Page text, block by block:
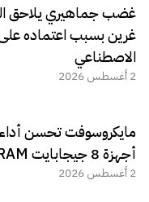
غضب جماهيري يلاحق
غرين بسبب اعتماده على
الاصطناعي
2 أغسطس 2026
أجهزة 8 جيجابايت RAM
2 أغسطس 2026